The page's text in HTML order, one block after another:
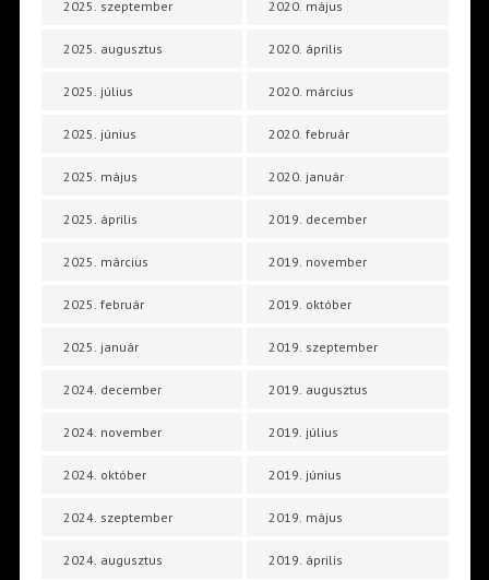
2025. szeptember
2025. augusztus
2025. július
2025. június
2025. május
2025. április
2025. március
2025. február
2025. január
2024. december
2024. november
2024. október
2024. szeptember
2024. augusztus
2020. május
2020. április
2020. március
2020. február
2020. január
2019. december
2019. november
2019. október
2019. szeptember
2019. augusztus
2019. július
2019. június
2019. május
2019. április